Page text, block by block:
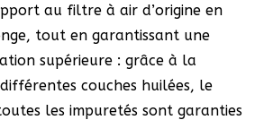
au filtre à air d’origine en
tout en garantissant une
supérieure : grâce à la
couches huilées, le
les impuretés sont garanties